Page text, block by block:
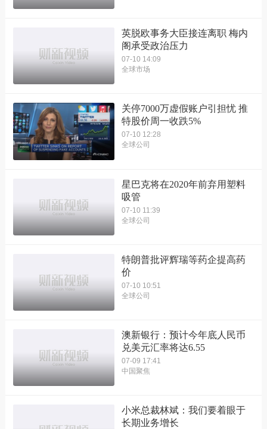
英脱欧事务大臣接连离职 梅内
阁承受政治压力
07-10 14:09
全球市场
关停7000万虚假账户引担忧 推
特股价周一收跌5%
07-10 12:28
全球公司
星巴克将在2020年前弃用塑料
吸管
07-10 11:39
全球公司
特朗普批评辉瑞等药企提高药
价
07-10 10:51
全球公司
澳新银行：预计今年底人民币
兑美元汇率将达6.55
07-09 17:41
中国聚焦
小米总裁林斌：我们要着眼于
长期业务增长